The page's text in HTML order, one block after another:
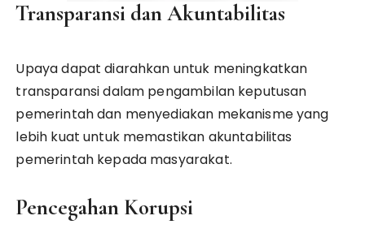
Transparansi dan Akuntabilitas
Upaya dapat diarahkan untuk meningkatkan
transparansi dalam pengambilan keputusan
pemerintah dan menyediakan mekanisme yang
lebih kuat untuk memastikan akuntabilitas
pemerintah kepada masyarakat.
Pencegahan Korupsi